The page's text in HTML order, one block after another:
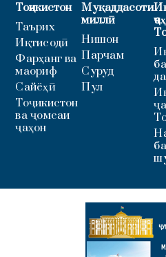
Тоҷикистон
Таърих
Иқтисодӣ
Фарҳанг ва
маориф
Сайёҳӣ
Тоҷикистон
ва ҷомеаи
ҷаҳон
Муқаддасоти
миллӣ
Нишон
Парчам
Суруд
Пул